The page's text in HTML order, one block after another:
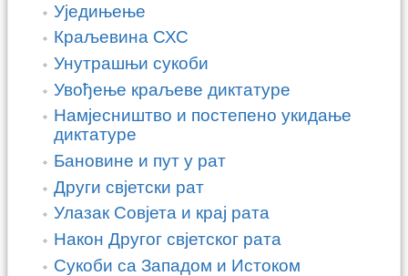
Уједињење
Краљевина СХС
Унутрашњи сукоби
Увођење краљеве диктатуре
Намјесништво и постепено укидање
диктатуре
Бановине и пут у рат
Други свјетски рат
Улазак Совјета и крај рата
Након Другог свјетског рата
Сукоби са Западом и Истоком